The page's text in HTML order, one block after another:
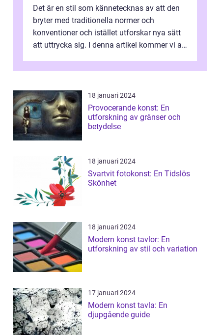
Det är en stil som kännetecknas av att den
bryter med traditionella normer och
konventioner och istället utforskar nya sätt
att uttrycka sig. I denna artikel kommer vi att
18 januari 2024
Provocerande konst: En
utforskning av gränser och
betydelse
18 januari 2024
Svartvit fotokonst: En Tidslös
Skönhet
18 januari 2024
Modern konst tavlor: En
utforskning av stil och variation
17 januari 2024
Modern konst tavla: En
djupgående guide